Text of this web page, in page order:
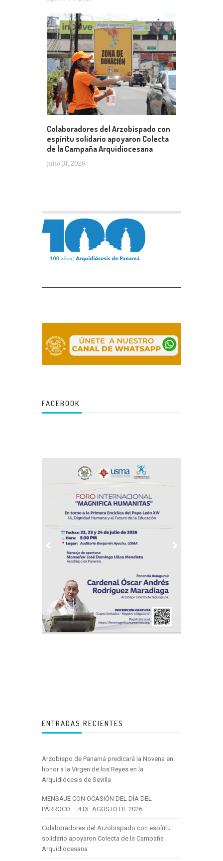
Colaboradores del Arzobispado con
espíritu solidario apoyaron Colecta
de la Campaña Arquidiocesana
julio 31, 2026
FACEBOOK
ENTRADAS RECIENTES
Arzobispo de Panamá predicará la Novena en
honor a la Virgen de los Reyes en la
Arquidiócesis de Sevilla
MENSAJE CON OCASIÓN DEL DÍA DEL
PÁRROCO – 4 DE AGOSTO DE 2026
Colaboradores del Arzobispado con espíritu
solidario apoyaron Colecta de la Campaña
Arquidiocesana